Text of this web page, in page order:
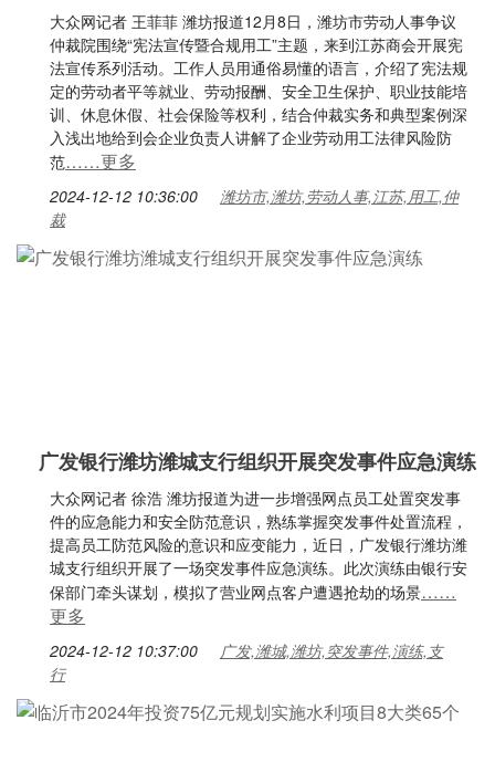
大众网记者 王菲菲 潍坊报道12月8日，潍坊市劳动人事争议
仲裁院围绕“宪法宣传暨合规用工”主题，来到江苏商会开展宪
法宣传系列活动。工作人员用通俗易懂的语言，介绍了宪法规
定的劳动者平等就业、劳动报酬、安全卫生保护、职业技能培
训、休息休假、社会保险等权利，结合仲裁实务和典型案例深
入浅出地给到会企业负责人讲解了企业劳动用工法律风险防
范……更多
2024-12-12 10:36:00
潍坊市,潍坊,劳动人事,江苏,用工,仲
裁
广发银行潍坊潍城支行组织开展突发事件应急演练
大众网记者 徐浩 潍坊报道为进一步增强网点员工处置突发事
件的应急能力和安全防范意识，熟练掌握突发事件处置流程，
提高员工防范风险的意识和应变能力，近日，广发银行潍坊潍
城支行组织开展了一场突发事件应急演练。此次演练由银行安
保部门牵头谋划，模拟了营业网点客户遭遇抢劫的场景……
更多
2024-12-12 10:37:00
广发,潍城,潍坊,突发事件,演练,支
行